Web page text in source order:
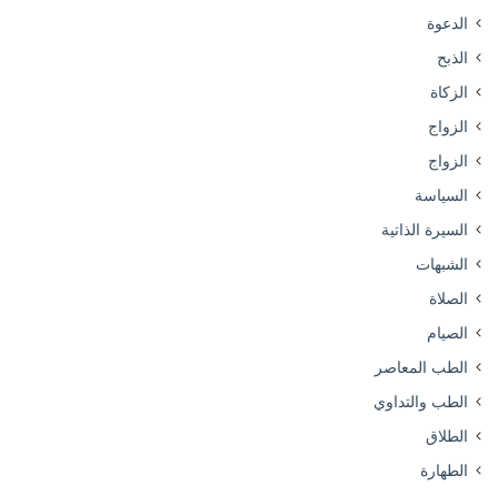
الدعوة
الذبح
الزكاة
الزواج
الزواج
السياسة
السيرة الذاتية
الشبهات
الصلاة
الصيام
الطب المعاصر
الطب والتداوي
الطلاق
الطهارة